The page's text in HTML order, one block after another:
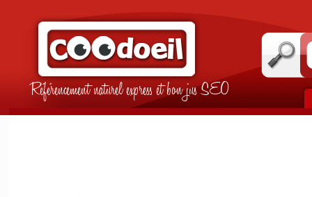
Référencement naturel express et bon jus SEO